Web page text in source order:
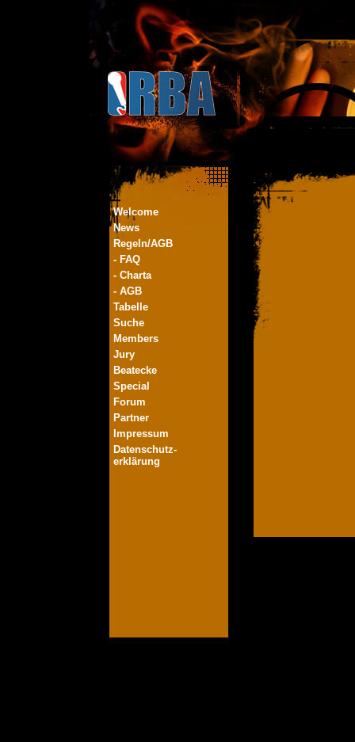
Welcome
News
Regeln/AGB
- FAQ
- Charta
- AGB
Tabelle
Suche
Members
Jury
Beatecke
Special
Forum
Partner
Impressum
Datenschutz-
erklärung